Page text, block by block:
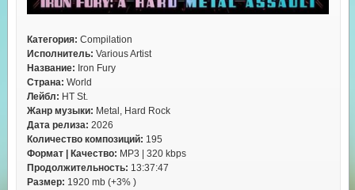
Категория: Compilation
Исполнитель: Various Artist
Название: Iron Fury
Страна: World
Лейбл: HT St.
Жанр музыки: Metal, Hard Rock
Дата релиза: 2026
Количество композиций: 195
Формат | Качество: MP3 | 320 kbps
Продолжительность: 13:37:47
Размер: 1920 mb (+3% )